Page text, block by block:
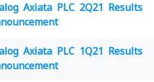
Axiata PLC 2Q21 Results
Axiata PLC 1Q21 Results